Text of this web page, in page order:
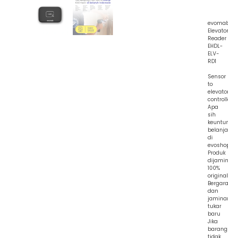
Elevator
Reader
EHDL-
ELV-
RD1
Sensor
to
Apa
sih
belanja
di
Produk
dijamin
100%
original
dan
tukar
baru
Jika
barang